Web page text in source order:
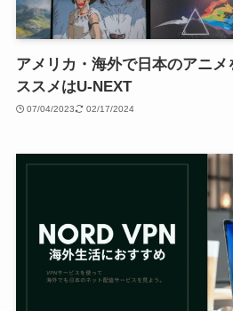
アメリカ・海外で日本のアニ
ススメはU-NEXT
07/04/2023 02/17/2024